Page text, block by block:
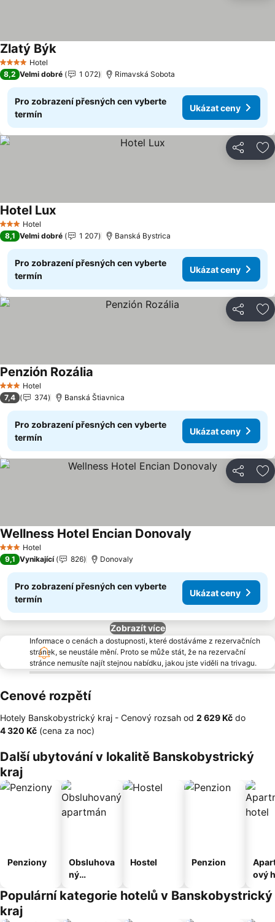
4 Počet hvězdiček
Hotel
Zlatý BýkUkázat ceny
8,2 Velmi dobré 1 072 Rimavská Sobota
Pro zobrazení přesných cen vyberte
termín
Ukázat ceny
Sdílet
3 Počet hvězdiček
Hotel
Hotel LuxUkázat ceny
8,1 Velmi dobré 1 207 Banská Bystrica
Pro zobrazení přesných cen vyberte
termín
Ukázat ceny
Sdílet
3 Počet hvězdiček
Hotel
Penzión Rozália
7,4 374 Banská Štiavnica
Pro zobrazení přesných cen vyberte
termín
Ukázat ceny
Sdílet
3 Počet hvězdiček
Hotel
Wellness Hotel Encian Donovaly
9,1 Vynikající 826 Donovaly
Pro zobrazení přesných cen vyberte
termín
Ukázat ceny
Zobrazít více
Informace o cenách a dostupnosti, které dostáváme z rezervačních
stránek, se neustále mění. Proto se může stát, že na rezervační
stránce nemusíte najít stejnou nabídku, jakou jste viděli na trivagu.
Cenové rozpětí
Hotely Banskobystrický kraj - Cenový rozsah od ‎2 629 Kč do
‎4 320 Kč (cena za noc)
Další ubytování v lokalitě Banskobystrický
kraj
Penziony
Obsluhova
ný
Hostel Penzion
ový
Populární kategorie hotelů v Banskobystrický
kraj